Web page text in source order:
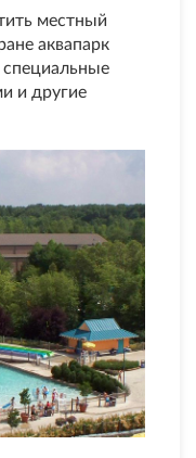
местный
аквапарк
специальные
и другие